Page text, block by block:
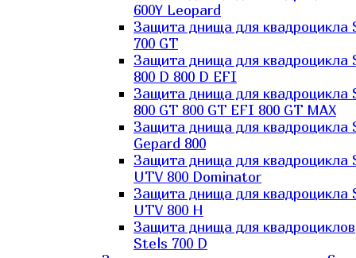
600Y Leopard
Защита днища для квадроцикла
700 GT
Защита днища для квадроцикла
800 D 800 D EFI
Защита днища для квадроцикла
800 GT 800 GT EFI 800 GT MAX
Защита днища для квадроцикла
Gepard 800
Защита днища для квадроцикла
UTV 800 Dominator
Защита днища для квадроцикла
UTV 800 H
Защита днища для квадроциклов
Stels 700 D